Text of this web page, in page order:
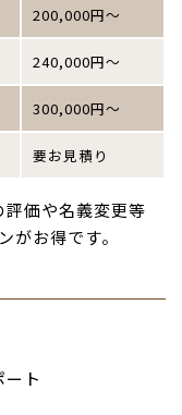
200,000円～
240,000円～
300,000円～
要お見積り
価や名義変更等
がお得です。
ト